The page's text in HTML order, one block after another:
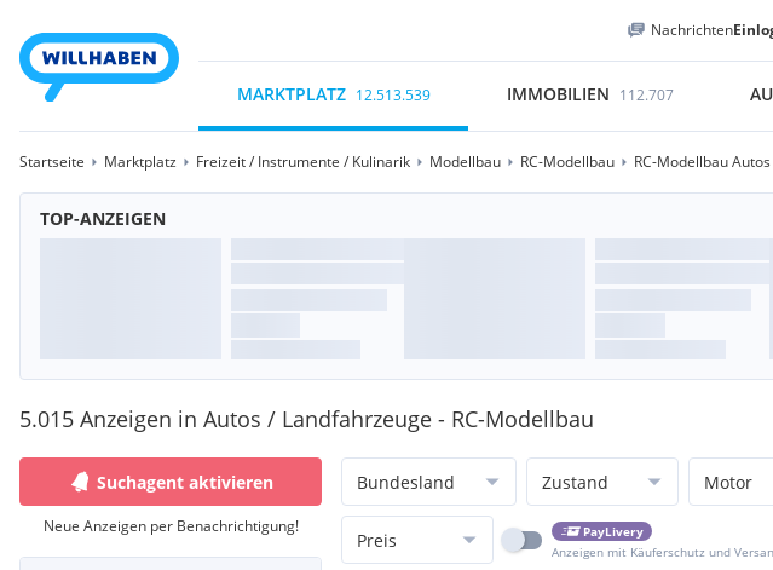
Nachrichten
MARKTPLATZ 12.513.539 IMMOBILIEN 112.707
Startseite Marktplatz Freizeit / Instrumente / Kulinarik Modellbau RC-Modellbau RC-Modellbau
TOP-ANZEIGEN
5.015 Anzeigen in Autos / Landfahrzeuge - RC-Modellbau
Suchagent aktivieren
Neue Anzeigen per Benachrichtigung!
Bundesland Zustand Motor
Preis
PayLivery
Anzeigen mit Käuferschutz und